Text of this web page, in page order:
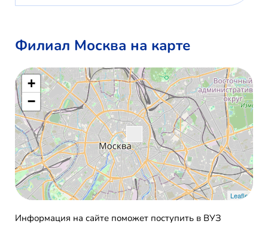
Филиал Москва на карте
+
−
Leaflet
Информация на сайте поможет поступить в ВУЗ